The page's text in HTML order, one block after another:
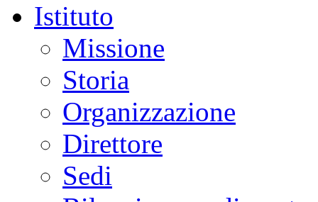
Istituto
Missione
Storia
Organizzazione
Direttore
Sedi